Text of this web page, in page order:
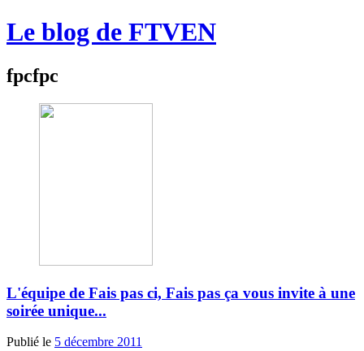
Le blog de FTVEN
fpcfpc
L'équipe de Fais pas ci, Fais pas ça vous invite à une
soirée unique...
Publié le 5 décembre 2011